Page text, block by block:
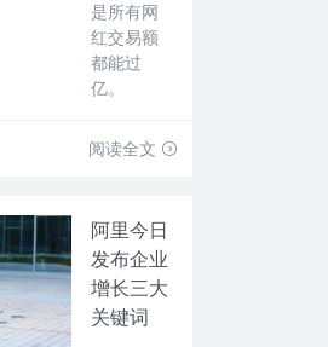
是所有网
红交易额
都能过
亿。
阅读全文
阿里今日
发布企业
增长三大
关键词